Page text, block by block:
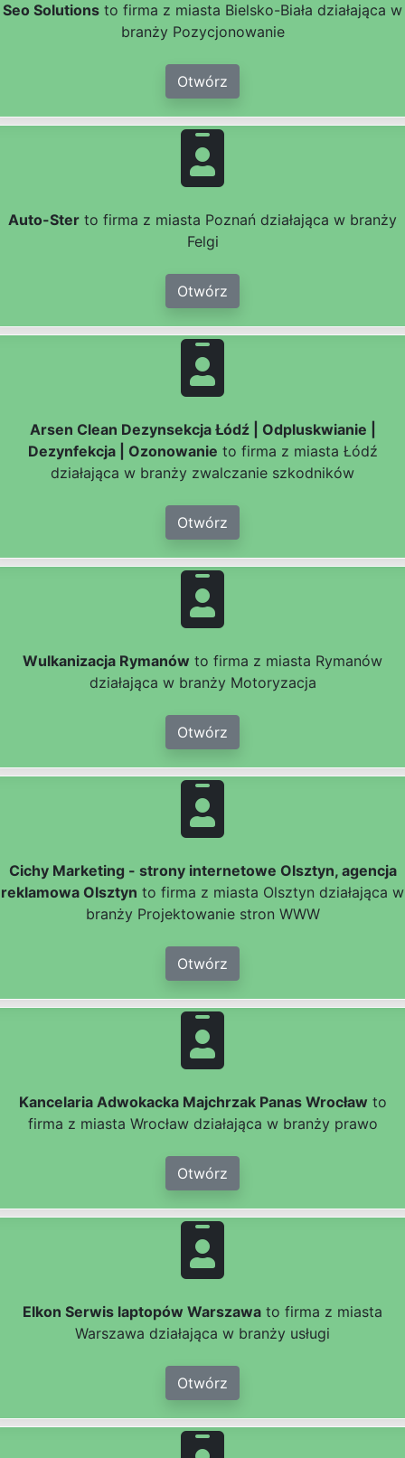
Seo Solutions to firma z miasta Bielsko-Biała działająca w
branży Pozycjonowanie
Otwórz
Auto-Ster to firma z miasta Poznań działająca w branży
Felgi
Otwórz
Arsen Clean Dezynsekcja Łódź | Odpluskwianie |
Dezynfekcja | Ozonowanie to firma z miasta Łódź
działająca w branży zwalczanie szkodników
Otwórz
Wulkanizacja Rymanów to firma z miasta Rymanów
działająca w branży Motoryzacja
Otwórz
Cichy Marketing - strony internetowe Olsztyn, agencja
reklamowa Olsztyn to firma z miasta Olsztyn działająca w
branży Projektowanie stron WWW
Otwórz
Kancelaria Adwokacka Majchrzak Panas Wrocław to
firma z miasta Wrocław działająca w branży prawo
Otwórz
Elkon Serwis laptopów Warszawa to firma z miasta
Warszawa działająca w branży usługi
Otwórz